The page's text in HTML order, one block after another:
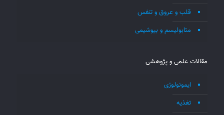
قلب و عروق و تنفس
متابولیسم و بیوشیمی
مقالات علمی و پژوهشی
ایمونولوژی
تغذیه